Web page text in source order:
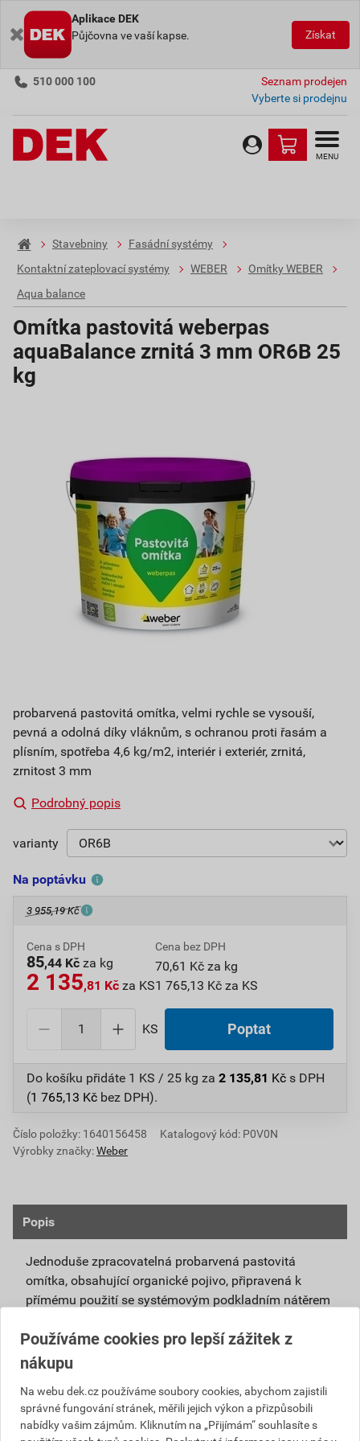
Aplikace DEK
Půjčovna ve vaší kapse.
Získat
510 000 100
Seznam prodejen
Vyberte si prodejnu
MENU
Stavebniny
Fasádní systémy
Kontaktní zateplovací systémy
WEBER
Omítky WEBER
Aqua balance
Omítka pastovitá weberpas
aquaBalance zrnitá 3 mm OR6B 25
kg
probarvená pastovitá omítka, velmi rychle se vysouší,
pevná a odolná díky vláknům, s ochranou proti řasám a
plísním, spotřeba 4,6 kg/m2, interiér i exteriér, zrnitá,
zrnitost 3 mm
Podrobný popis
varianty
Na poptávku
3 955,19 Kč
Cena s DPH
85,44 Kč za kg
2 135,81 Kč za KS
Cena bez DPH
70,61 Kč za kg
1 765,13 Kč za KS
KS Poptat
Do košíku přidáte 1 KS / 25 kg za 2 135,81 Kč s DPH
(1 765,13 Kč bez DPH).
Číslo položky: 1640156458
Katalogový kód: P0V0N
Výrobky značky:Weber
Popis
Jednoduše zpracovatelná probarvená pastovitá
omítka, obsahující organické pojivo, připravená k
přímému použití se systémovým podkladním nátěrem
Vlivem ochlazování vnějšího souvrství
zateplovacích systémů v nočních hodinách,
dochází ke kondenzaci vody na povrchu, která
vytváří živnou půdu pro růst nevzhledných řas.
Povrch omítky weberpas aquaBalance dokáže
Používáme cookies pro lepší zážitek z
nákupu
Na webu dek.cz používáme soubory cookies, abychom zajistili
správné fungování stránek, měřili jejich výkon a přizpůsobili
nabídky vašim zájmům. Kliknutím na „Přijímám“ souhlasíte s